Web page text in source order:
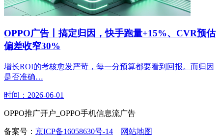
OPPO广告丨搞定归因，快手跑量+15%、CVR预估
偏差收窄30%
增长ROI的考核愈发严苛，每一分预算都要看到回报。而归因
是否准确…
时间：2026-06-01
OPPO推广开户_OPPO手机信息流广告
备案号： 京ICP备16058630号-14
网站地图